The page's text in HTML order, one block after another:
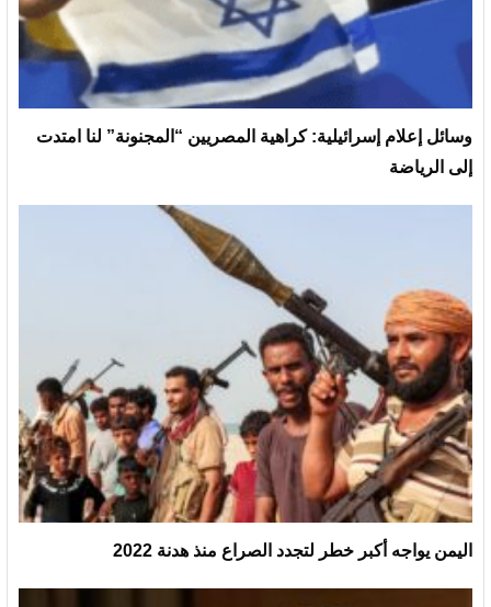
وسائل إعلام إسرائيلية: كراهية المصريين “المجنونة” لنا امتدت
إلى الرياضة
اليمن يواجه أكبر خطر لتجدد الصراع منذ هدنة 2022